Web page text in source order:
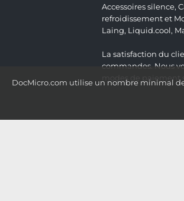
DocMicro.com utilise un nombre minimal
Accessoires silence,
refroidissement et
Laing, Liquid.cool,
La satisfaction du
commandes. Nous
modes de paiement